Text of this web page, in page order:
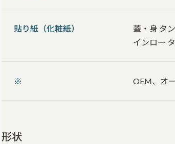
貼り紙（化粧紙）
蓋・身 タ
インロー
※ OEM、オ
形状